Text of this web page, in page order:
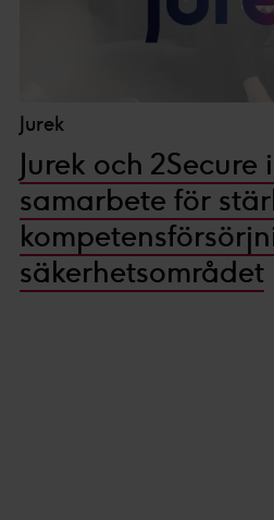
Jurek
Jurek och 2Secure
samarbete för
säkerhetsområdet